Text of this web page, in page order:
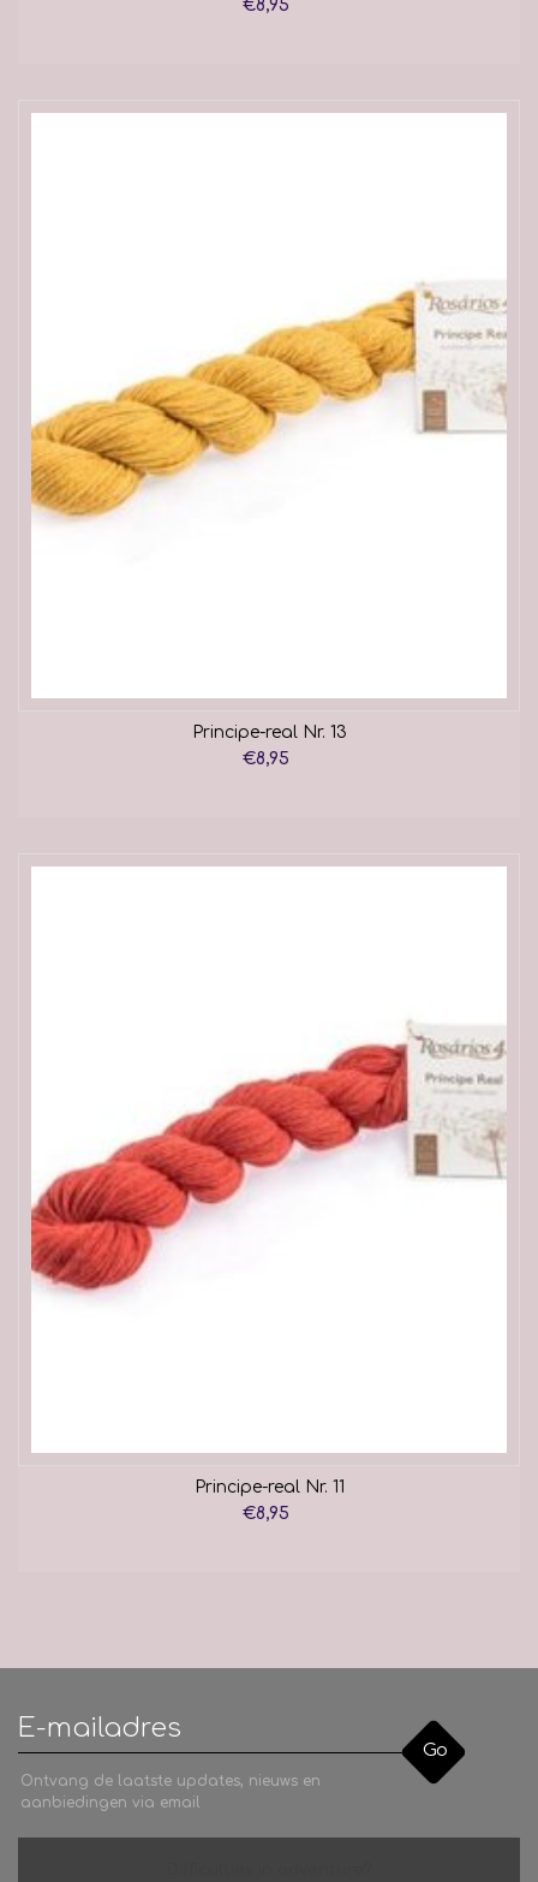
€8,95
Principe-real Nr. 13
€8,95
Principe-real Nr. 11
€8,95
Go
Ontvang de laatste updates, nieuws en
aanbiedingen via email